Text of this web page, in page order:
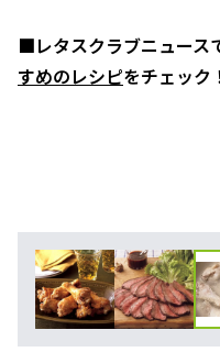
■レタスクラブニュース
すめのレシピをチェック